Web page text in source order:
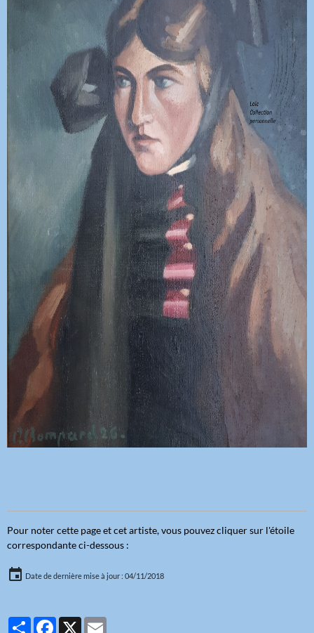
Pour noter cette page et cet artiste, vous pouvez cliquer sur l'étoile
correspondante ci-dessous :
Date de dernière mise à jour : 04/11/2018
PartagerFacebook
X